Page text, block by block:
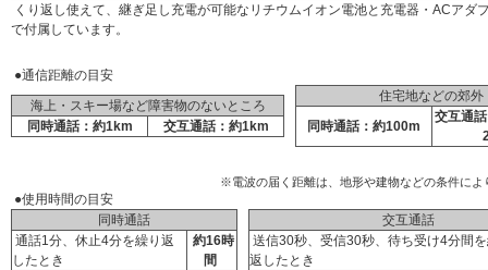
くり返し使えて、継ぎ足し充電が可能なリチウムイオン電池と充電器・ACアダ
で付属しています。
●通信距離の目安
海上・スキー場など障害物のないところ
同時通話：約1km
交互通話：約1km
住宅地などの郊外
同時通話：約100m
交互通
※電波の届く距離は、地形や建物などの条件によ
●使用時間の目安
同時通話
通話1分、休止4分を繰り返
したとき
約16時
間
交互通話
送信30秒、受信30秒、待ち受け4分間
返したとき